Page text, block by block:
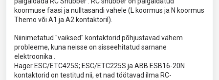
koormuse faasi ja nulltasandi vahele (L koormus ja N koormus
Themo või A1 ja A2 kontaktoril).
Niinimetatud "vaiksed" kontaktorid põhjustavad vähem
probleeme, kuna neisse on sisseehitatud sarnane
elektroonika .
Hager ESC/ETC425S; ESC/ETC225S ja ABB ESB16-20N
kontaktorid on testitud nii, et nad töötavad ilma RC-